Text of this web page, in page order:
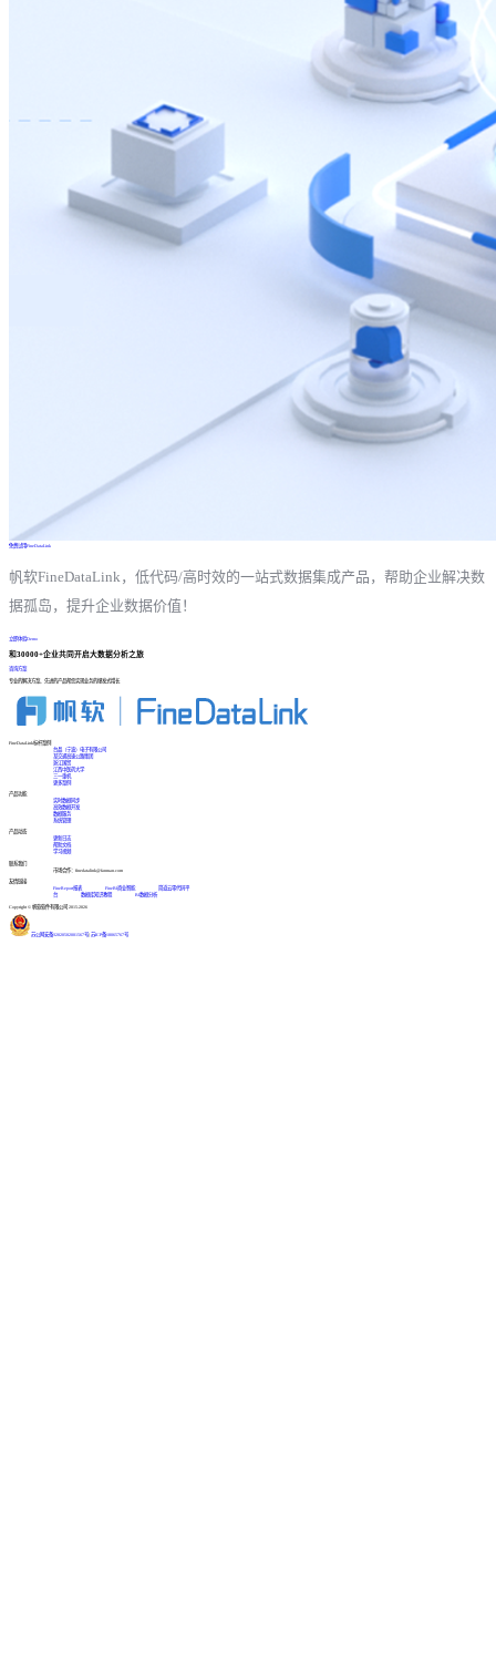
免费试用FineDataLink
帆软FineDataLink，低代码/高时效的一站式数据集成产品，帮助企业解决数
据孤岛，提升企业数据价值！
立即体验Demo
和30000+企业共同开启大数据分析之旅
咨询方案
专业的解决方案、先进的产品帮您实现业务的爆发式增长
FineDataLink标杆案例
台晶（宁波）电子有限公司
某交通高速公路集团
浙江国贸
江西中医药大学
三一重机
更多案例
产品功能
实时数据同步
高效数据开发
数据服务
系统管理
产品动态
更新日志
帮助文档
学习视频
联系我们
市场合作：finedatalink@fanruan.com
友情链接
FineReport报表
FineBI商业智能
简道云零代码平
台
数据库知识教程 BI数据分析
Copyright © 帆软软件有限公司 2015-2026
苏公网安备32020502001567号 苏ICP备18065767号